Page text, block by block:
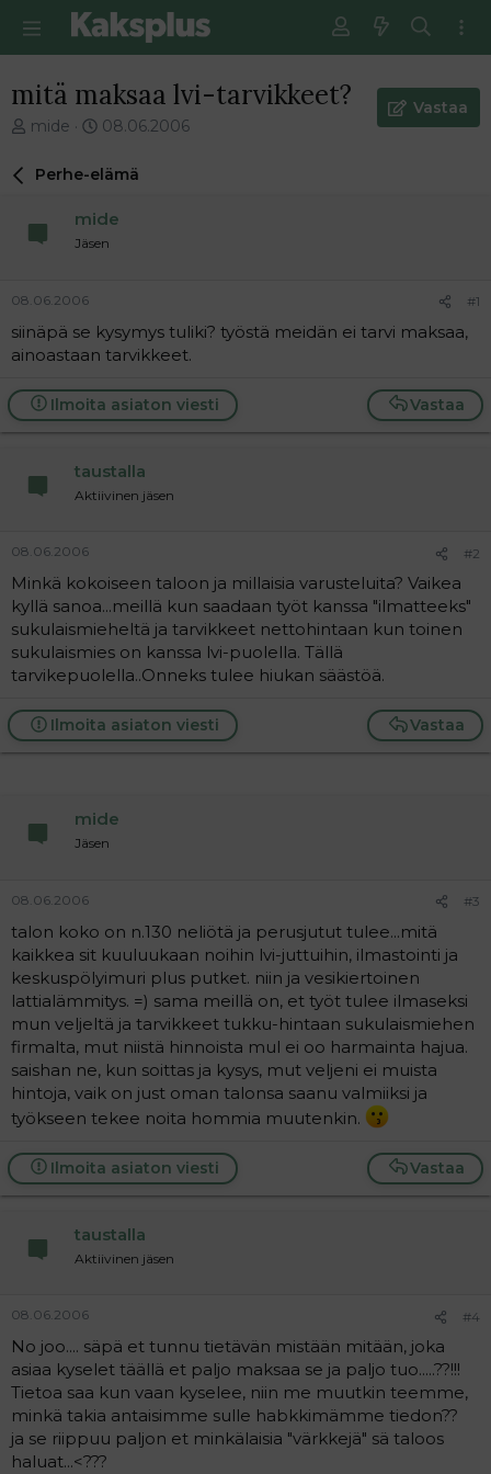
mitä maksaa lvi-tarvikkeet?
V
e
i
u
n
l
o
i
t
a
mide
E
s
m
m
ä
n
v
e
s
t
08.06.2006
Vastaa
Perhe-elämä
mide
Jäsen
08.06.2006 #1
siinäpä se kysymys tuliki? työstä meidän ei tarvi maksaa,
ainoastaan tarvikkeet.
Vastaa
Ilmoita asiaton viesti
taustalla
Aktiivinen jäsen
08.06.2006 #2
Minkä kokoiseen taloon ja millaisia varusteluita? Vaikea
kyllä sanoa...meillä kun saadaan työt kanssa "ilmatteeks"
sukulaismieheltä ja tarvikkeet nettohintaan kun toinen
sukulaismies on kanssa lvi-puolella. Tällä
tarvikepuolella..Onneks tulee hiukan säästöä.
Vastaa
Ilmoita asiaton viesti
mide
Jäsen
08.06.2006 #3
talon koko on n.130 neliötä ja perusjutut tulee...mitä
kaikkea sit kuuluukaan noihin lvi-juttuihin, ilmastointi ja
keskuspölyimuri plus putket. niin ja vesikiertoinen
lattialämmitys. =) sama meillä on, et työt tulee ilmaseksi
mun veljeltä ja tarvikkeet tukku-hintaan sukulaismiehen
firmalta, mut niistä hinnoista mul ei oo harmainta hajua.
saishan ne, kun soittas ja kysys, mut veljeni ei muista
hintoja, vaik on just oman talonsa saanu valmiiksi ja
työkseen tekee noita hommia muutenkin.
Vastaa
Ilmoita asiaton viesti
taustalla
Aktiivinen jäsen
08.06.2006 #4
No joo.... säpä et tunnu tietävän mistään mitään, joka
asiaa kyselet täällä et paljo maksaa se ja paljo tuo.....??!!!
Tietoa saa kun vaan kyselee, niin me muutkin teemme,
minkä takia antaisimme sulle habkkimämme tiedon??
ja se riippuu paljon et minkälaisia "värkkejä" sä taloos
haluat...<???